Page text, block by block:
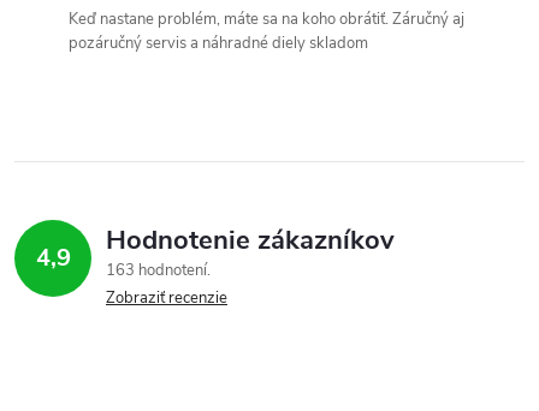
Keď nastane problém, máte sa na koho obrátiť. Záručný aj
pozáručný servis a náhradné diely skladom
4,9 Hodnotenie zákazníkov
163 hodnotení
Zobraziť recenzie